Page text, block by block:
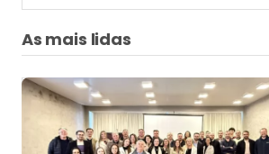
As mais lidas